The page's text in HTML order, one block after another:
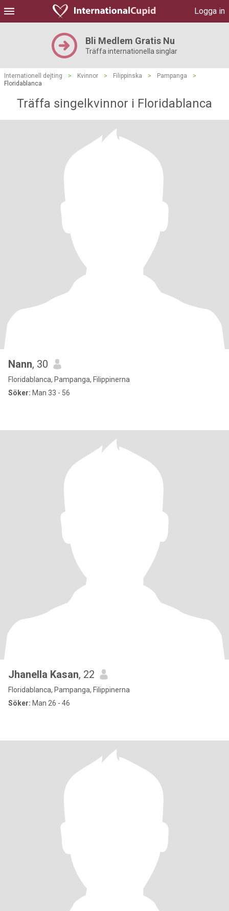
Logga in
Bli Medlem Gratis Nu
Träffa internationella singlar
Internationell dejting > Kvinnor > Filippinska > Pampanga
>
Floridablanca
Träffa singelkvinnor i Floridablanca
Nann, 30
Floridablanca, Pampanga, Filippinerna
Söker: Man 33 - 56
Jhanella Kasan, 22
Floridablanca, Pampanga, Filippinerna
Söker: Man 26 - 46